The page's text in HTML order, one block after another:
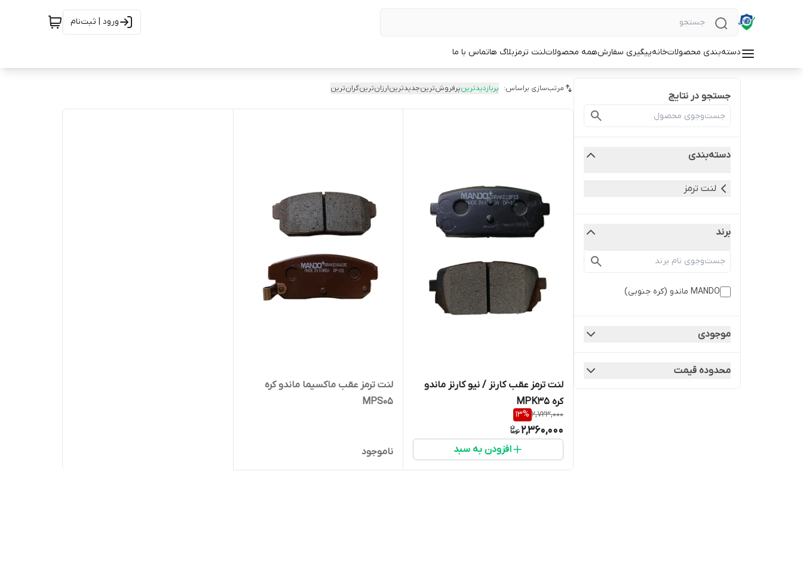
ورود | ثبت‌نام
دسته‌بندی محصولاتخانهپیگیری سفارشهمه محصولاتلنت ترمزبلاگ هاتماس با ما
جستجو در نتایج
دسته‌بندی
لنت ترمز
برند
MANDO ماندو (کره جنوبی)
موجودی
محدوده قیمت
مرتب‌سازی براساس: پربازدیدترینپرفروش‌ترینجدیدترینارزان‌ترینگران‌ترین
لنت ترمز عقب کارنز / نیو کارنز ماندو
کره MPK35
2,723,000
13%
2,360,000
افزودن به سبد
لنت ترمز عقب ماکسیما ماندو کره
MPS05
ناموجود